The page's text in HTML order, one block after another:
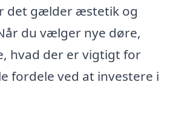
det gælder æstetik og
du vælger nye døre,
hvad der er vigtigt for
fordele ved at investere i